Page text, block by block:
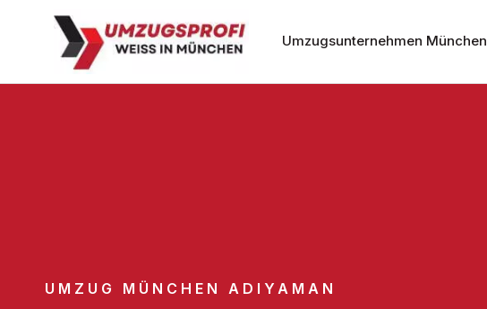
Umzugsunternehmen München
UMZUG MÜNCHEN ADIYAMAN